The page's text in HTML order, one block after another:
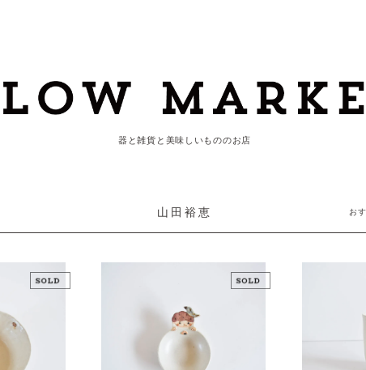
器と雑貨と美味しいもののお店
山田裕恵 お